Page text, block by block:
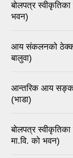
बोलपत्र
भवन)
आय संकलनको ठेक्का
बालुवा)
आन्तरिक आय
(भाडा)
बोलपत्र
मा.वि. को भवन)